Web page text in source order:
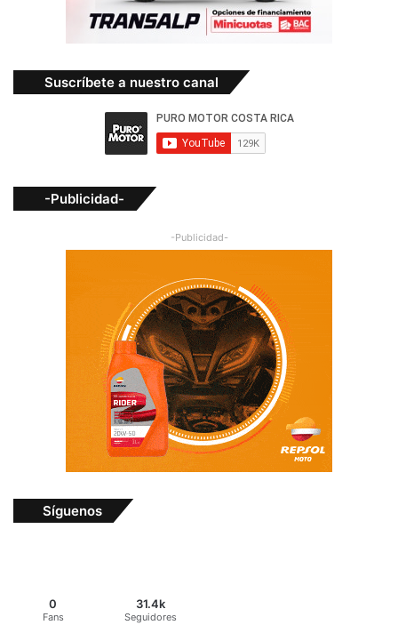
Suscríbete a nuestro canal
-Publicidad-
-Publicidad-
Síguenos
0
Fans
31.4k
Seguidores